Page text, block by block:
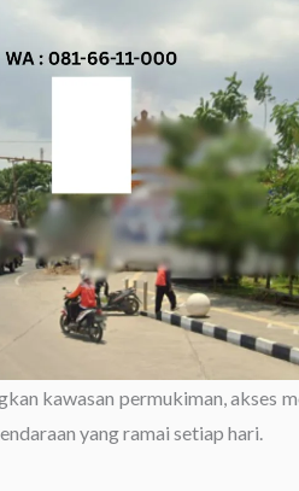
kawasan permukiman, akses
yang ramai setiap hari.